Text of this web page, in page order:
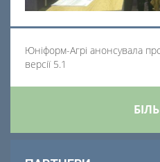
Юніформ-Агрі анонсувала
версії 5.1